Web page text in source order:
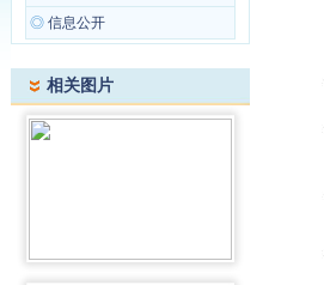
◎ 信息公开
相关图片